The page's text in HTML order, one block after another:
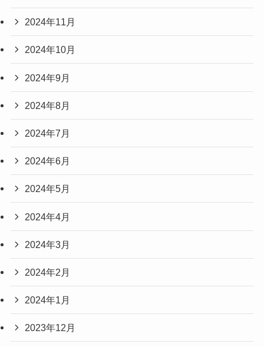
2024年11月
2024年10月
2024年9月
2024年8月
2024年7月
2024年6月
2024年5月
2024年4月
2024年3月
2024年2月
2024年1月
2023年12月